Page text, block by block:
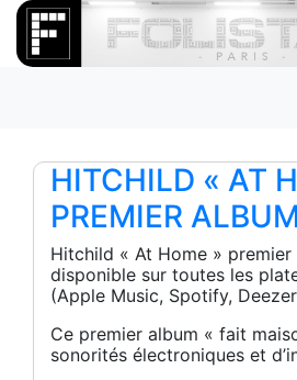
HITCHILD « AT
PREMIER ALBUM
Hitchild « At Home »
disponible sur toutes les
(Apple Music, Spotify,
Ce premier album « fait
sonorités électroniques et